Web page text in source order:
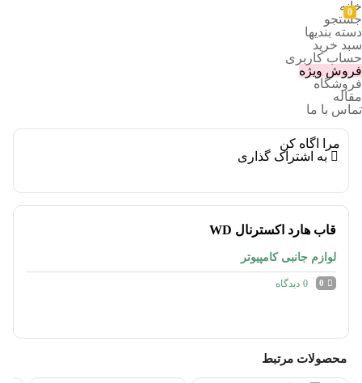
خانه
جستجو
دسته بندیها
سبد خرید
حساب کاربری
فروش ویژه
فروشگاه
مقاله
تماس با ما
0
مرا اگاه کن
به اشتراک گذاری
قاب هارد اکسترنال WD
لوازم جانبی کامپیوتر
0
0 دیدگاه
محصولات مرتبط